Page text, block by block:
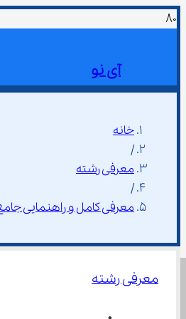
آی نو
خانه
/
معرفی رشته
/
معرفی کامل و راهنمایی
معرفی رشته